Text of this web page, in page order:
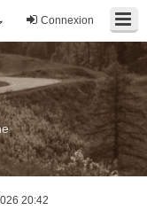
Connexion
20:42